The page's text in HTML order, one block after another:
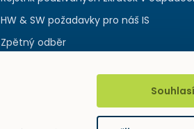
HW & SW požadavky pro náš IS
Zpětný odběr